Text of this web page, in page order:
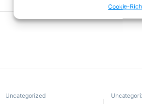
Cookie-
Uncategorized